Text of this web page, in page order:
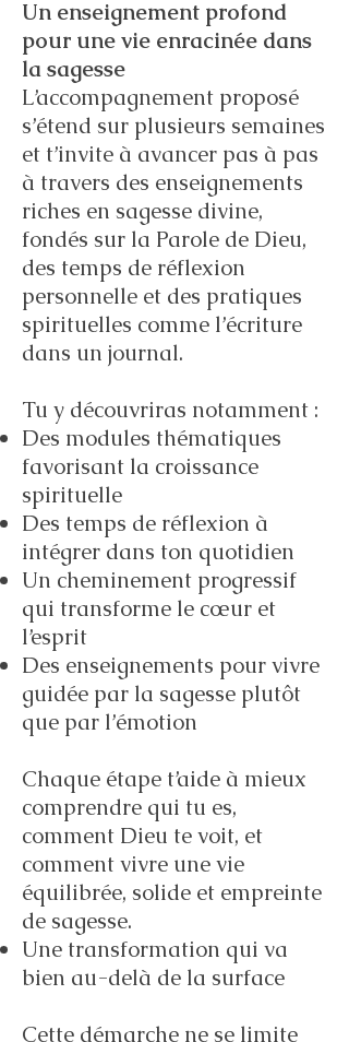
Un enseignement profond
pour une vie enracinée dans
la sagesse
L’accompagnement proposé
s’étend sur plusieurs semaines
et t’invite à avancer pas à pas
à travers des enseignements
riches en sagesse divine,
fondés sur la Parole de Dieu,
des temps de réflexion
personnelle et des pratiques
spirituelles comme l’écriture
dans un journal.
Tu y découvriras notamment :
Des modules thématiques
favorisant la croissance
spirituelle
Des temps de réflexion à
intégrer dans ton quotidien
Un cheminement progressif
qui transforme le cœur et
l’esprit
Des enseignements pour vivre
guidée par la sagesse plutôt
que par l’émotion
Chaque étape t’aide à mieux
comprendre qui tu es,
comment Dieu te voit, et
comment vivre une vie
équilibrée, solide et empreinte
de sagesse.
Une transformation qui va
bien au-delà de la surface
Cette démarche ne se limite